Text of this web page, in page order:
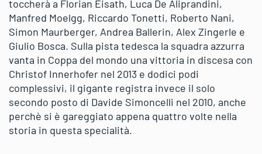
toccherà a Florian Eisath, Luca De Aliprandini,
Manfred Moelgg, Riccardo Tonetti, Roberto Nani,
Simon Maurberger, Andrea Ballerin, Alex Zingerle e
Giulio Bosca. Sulla pista tedesca la squadra azzurra
vanta in Coppa del mondo una vittoria in discesa con
Christof Innerhofer nel 2013 e dodici podi
complessivi, il gigante registra invece il solo
secondo posto di Davide Simoncelli nel 2010, anche
perchè si è gareggiato appena quattro volte nella
storia in questa specialità.